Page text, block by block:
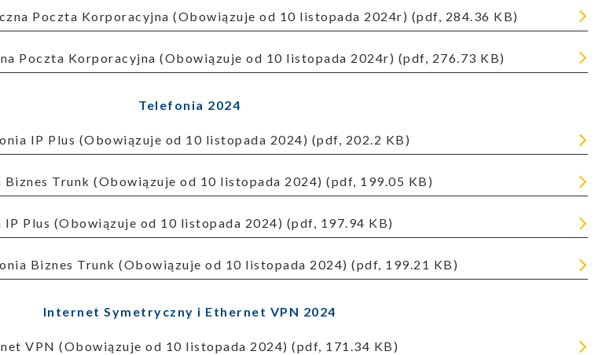
Poczta Korporacyjna (Obowiązuje od 10 listopada 2024r) (pdf, 284.36 KB)
Poczta Korporacyjna (Obowiązuje od 10 listopada 2024r) (pdf, 276.73 KB)
Telefonia 2024
IP Plus (Obowiązuje od 10 listopada 2024) (pdf, 202.2 KB)
Biznes Trunk (Obowiązuje od 10 listopada 2024) (pdf, 199.05 KB)
IP Plus (Obowiązuje od 10 listopada 2024) (pdf, 197.94 KB)
Biznes Trunk (Obowiązuje od 10 listopada 2024) (pdf, 199.21 KB)
Internet Symetryczny i Ethernet VPN 2024
VPN (Obowiązuje od 10 listopada 2024) (pdf, 171.34 KB)